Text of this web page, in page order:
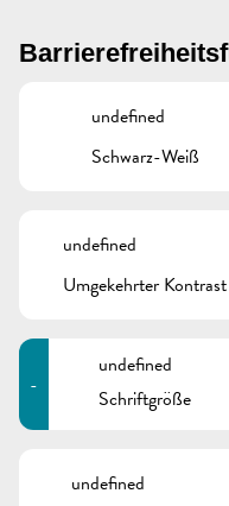
KONTAKTE
Stadtverwaltung
Remich
info@remich.lu
undefined
Schwarz-Weiß
undefined
Umgekehrter Kontrast
-
undefined
Schriftgröße
undefined